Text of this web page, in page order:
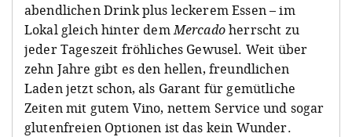
abendlichen Drink plus leckerem Essen – im
Lokal gleich hinter demMercadoherrscht zu
jeder Tageszeit fröhliches Gewusel. Weit über
zehn Jahre gibt es den hellen, freundlichen
Laden jetzt schon, als Garant für gemütliche
Zeiten mit gutem Vino, nettem Service und sogar
glutenfreien Optionen ist das kein Wunder.